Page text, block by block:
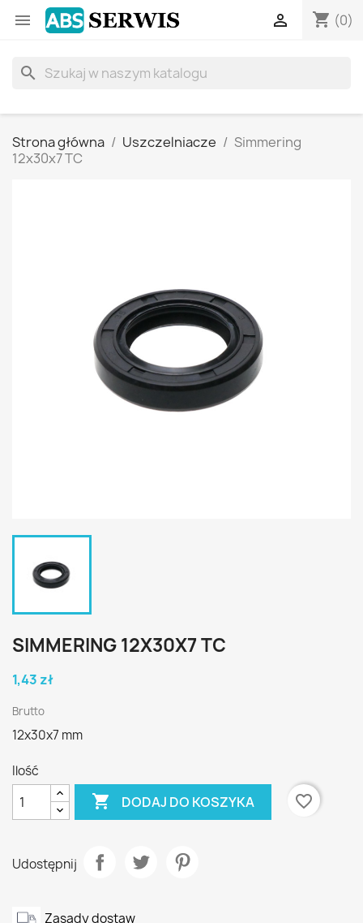
 shopping_cart (0)

search
Strona główna Uszczelniacze
Simmering
12x30x7 TC
SIMMERING 12X30X7 TC
1,43 zł
Brutto
12x30x7 mm
Ilość
 DODAJ DO KOSZYKA favorite_border
Udostępnij
Zasady dostaw